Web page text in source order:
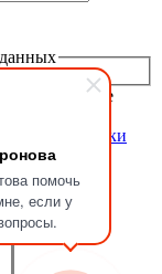
помочь
если у
в ближайшее
покупки